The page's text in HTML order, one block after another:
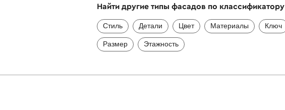
Найти другие типы фасадов по классификатору
Стиль Детали Цвет Материалы Ключ
Размер Этажность